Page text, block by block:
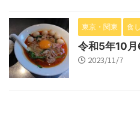
東京・関東 食
令和5年10月
2023/11/7